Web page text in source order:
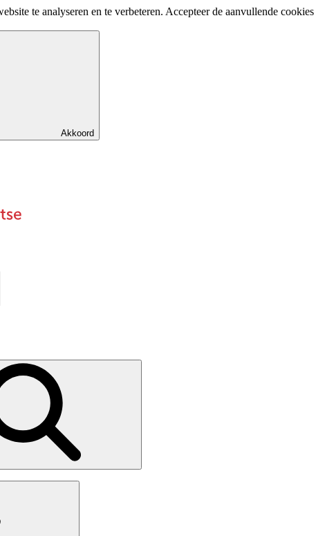
te analyseren en te verbeteren. Accepteer de aanvullende
Akkoord